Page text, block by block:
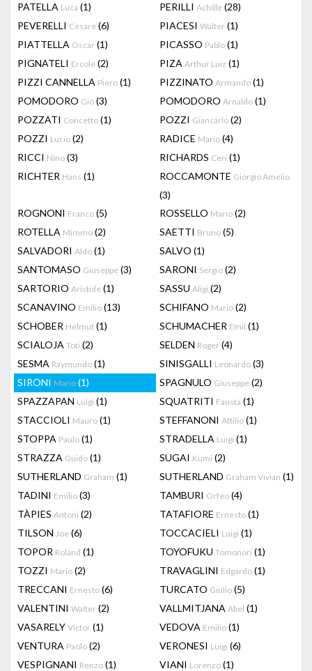
PATELLA Luca (1) PERILLI Achille (28)
PEVERELLI Cesare (6) PIACESI Walter (1)
PIATTELLA Oscar (1) PICASSO Pablo (1)
PIGNATELI Ercole (2) PIZA Arthur Luiz (1)
PIZZI CANNELLA Piero (1) PIZZINATO Armando (1)
POMODORO Giò (3) POMODORO Arnaldo (1)
POZZATI Concetto (1) POZZI Giancarlo (2)
POZZI Lucio (2) RADICE Mario (4)
RICCI Nino (3) RICHARDS Ceri (1)
RICHTER Hans (1) ROCCAMONTE Giorgio Amelio
(3)
ROGNONI Franco (5) ROSSELLO Mario (2)
ROTELLA Mimmo (2) SAETTI Bruno (5)
SALVADORI Aldo (1) SALVO (1)
SANTOMASO Giuseppe (3) SARONI Sergio (2)
SARTORIO Aristide (1) SASSU Aligi (2)
SCANAVINO Emilio (13) SCHIFANO Mario (2)
SCHOBER Helmut (1) SCHUMACHER Emil (1)
SCIALOJA Toti (2) SELDEN Roger (4)
SESMA Raymundo (1) SINISGALLI Leonardo (3)
SIRONI Mario (1) SPAGNULO Giuseppe (2)
SPAZZAPAN Luigi (1) SQUATRITI Fausta (1)
STACCIOLI Mauro (1) STEFFANONI Attilio (1)
STOPPA Paulo (1) STRADELLA Luigi (1)
STRAZZA Guido (1) SUGAI Kumi (2)
SUTHERLAND Graham (1) SUTHERLAND Graham Vivian (1)
TADINI Emilio (3) TAMBURI Orfeo (4)
TÀPIES Antoni (2) TATAFIORE Ernesto (1)
TILSON Joe (6) TOCCACIELI Luigi (1)
TOPOR Roland (1) TOYOFUKU Tomonori (1)
TOZZI Mario (2) TRAVAGLINI Edgardo (1)
TRECCANI Ernesto (6) TURCATO Giulio (5)
VALENTINI Walter (2) VALLMITJANA Abel (1)
VASARELY Victor (1) VEDOVA Emilio (1)
VENTURA Paolo (2) VERONESI Luigi (6)
VESPIGNANI Renzo (1) VIANI Lorenzo (1)